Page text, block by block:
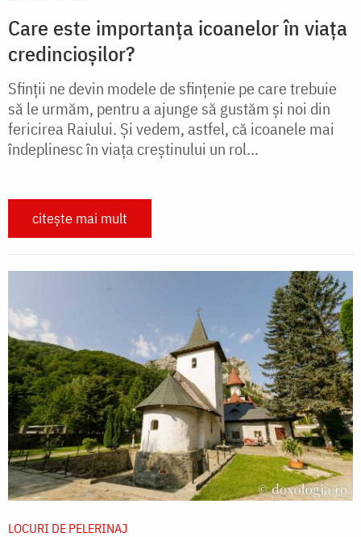
Care este importanța icoanelor în viața
credincioșilor?
Sfinții ne devin modele de sfințenie pe care trebuie
să le urmăm, pentru a ajunge să gustăm și noi din
fericirea Raiului. Și vedem, astfel, că icoanele mai
îndeplinesc în viața creștinului un rol...
citește mai mult
LOCURI DE PELERINAJ